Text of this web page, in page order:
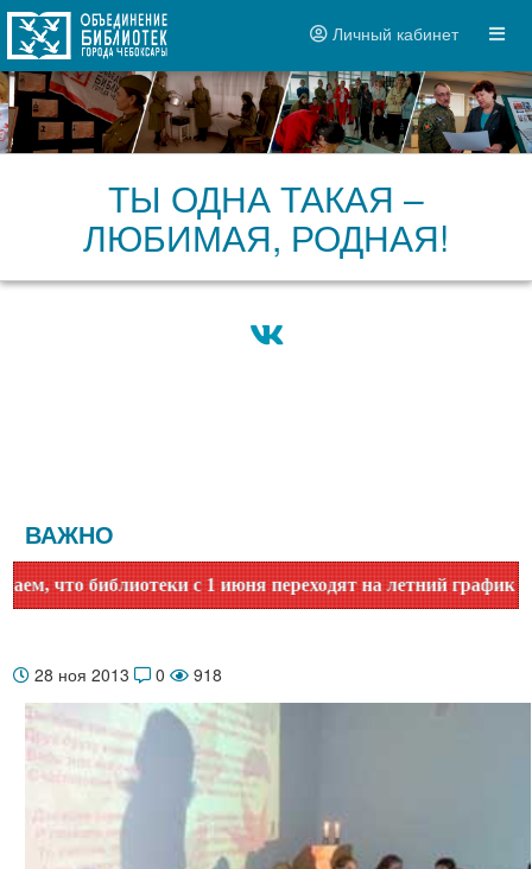
Личный кабинет
ТЫ ОДНА ТАКАЯ –
ЛЮБИМАЯ, РОДНАЯ!
ВАЖНО
библиотеки с 1 июня переходят на летний график
28 ноя 2013 0 918